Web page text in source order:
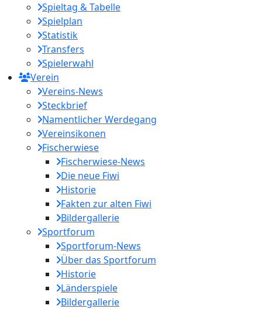
Spieltag & Tabelle
Spielplan
Statistik
Transfers
Spielerwahl
Verein
Vereins-News
Steckbrief
Namentlicher Werdegang
Vereinsikonen
Fischerwiese
Fischerwiese-News
Die neue Fiwi
Historie
Fakten zur alten Fiwi
Bildergallerie
Sportforum
Sportforum-News
Über das Sportforum
Historie
Länderspiele
Bildergallerie